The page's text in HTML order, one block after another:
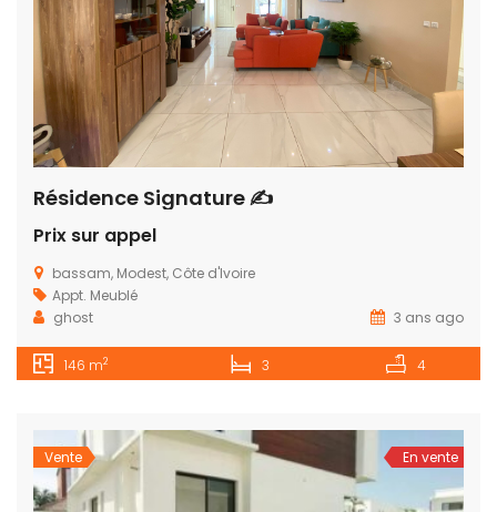
Résidence Signature ✍
Prix sur appel
bassam, Modest, Côte d'Ivoire
Appt. Meublé
ghost
3 ans ago
146 m2 3 4
Vente En vente